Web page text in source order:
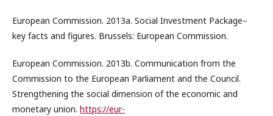
European Commission. 2013a. Social Investment Package–
key facts and figures. Brussels: European Commission.
European Commission. 2013b. Communication from the
Commission to the European Parliament and the Council.
Strengthening the social dimension of the economic and
monetary union. https://eur-